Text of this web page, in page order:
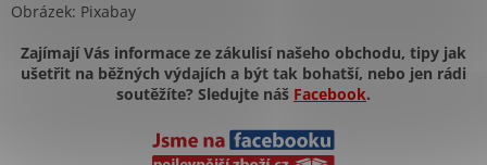
Obrázek: Pixabay
Zajímají Vás informace ze zákulisí našeho obchodu, tipy jak
ušetřit na běžných výdajích a být tak bohatší, nebo jen rádi
soutěžíte? Sledujte náš Facebook.